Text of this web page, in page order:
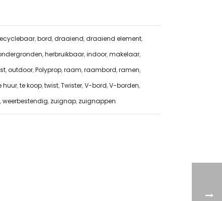
,bord,draaiend,draaiend element,
,herbruikbaar,indoor,makelaar,
,outdoor,Polyprop,raam,raambord,ramen,
huur,te koop,twist,Twister,V-bord,V-borden,
,weerbestendig, zuignap, zuignappen